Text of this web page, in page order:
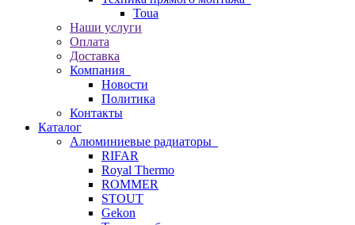
Toua
Наши услуги
Оплата
Доставка
Компания
Новости
Политика
Контакты
Каталог
Алюминиевые радиаторы
RIFAR
Royal Thermo
ROMMER
STOUT
Gekon